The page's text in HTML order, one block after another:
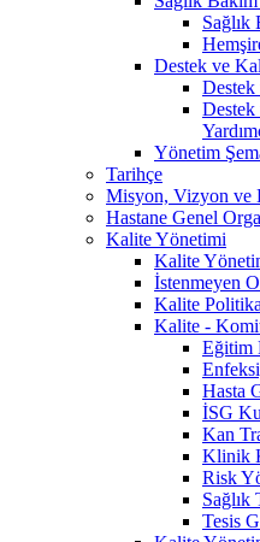
Sağlık
Destek ve
Yönetim
Tarihçe
Misyon, Vizyon ve
Hastane Genel
Kalite Yönetimi
Kalite
İstenmeyen
Kalite
Kalite -
Eğitim
Hasta
İSG
Kan
Klinik
Risk
Sağlık
Tesis